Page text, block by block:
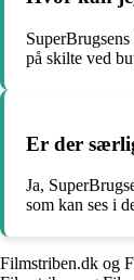
på skilte ved
Er der
Ja,
som kan ses i
Filmstriben.dk og